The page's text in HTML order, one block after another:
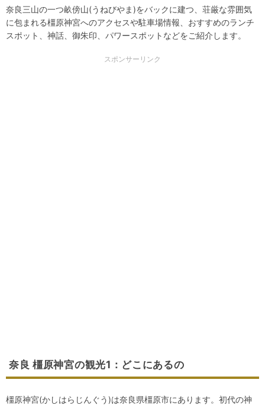
奈良三山の一つ畝傍山(うねびやま)をバックに建つ、荘厳な雰囲気
に包まれる橿原神宮へのアクセスや駐車場情報、おすすめのランチ
スポット、神話、御朱印、パワースポットなどをご紹介します。
スポンサーリンク
奈良 橿原神宮の観光1：どこにあるの
橿原神宮(かしはらじんぐう)は奈良県橿原市にあります。初代の神